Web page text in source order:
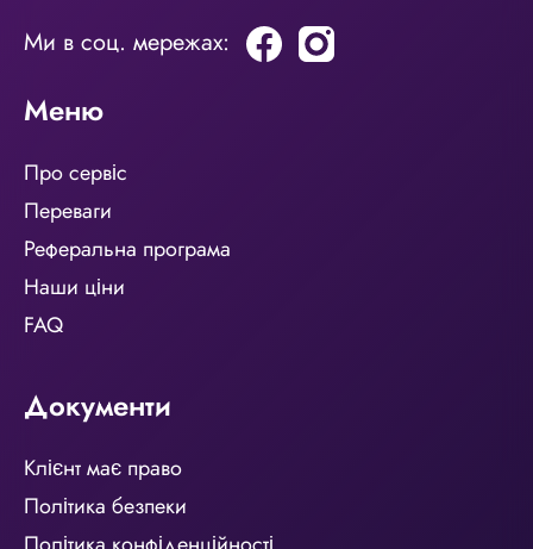
Ми в соц. мережах:
Меню
Про сервіс
Переваги
Реферальна програма
Наши ціни
FAQ
Документи
Клієнт має право
Політика безпеки